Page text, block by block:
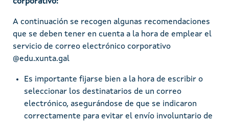
A continuación se recogen algunas recomendaciones
que se deben tener en cuenta a la hora de emplear el
servicio de correo electrónico corporativo
@edu.xunta.gal
Es importante fijarse bien a la hora de escribir o
seleccionar los destinatarios de un correo
electrónico, asegurándose de que se indicaron
correctamente para evitar el envío involuntario de